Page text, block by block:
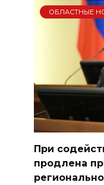
ОБЛАСТНЫЕ
При
продлена